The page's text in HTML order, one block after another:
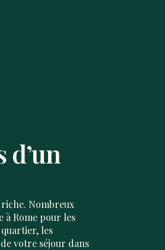
d’un
Nombreux
à Rome pour les
les
votre séjour dans